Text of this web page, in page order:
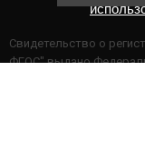
Cвидетельство о
ФГОС" выдано